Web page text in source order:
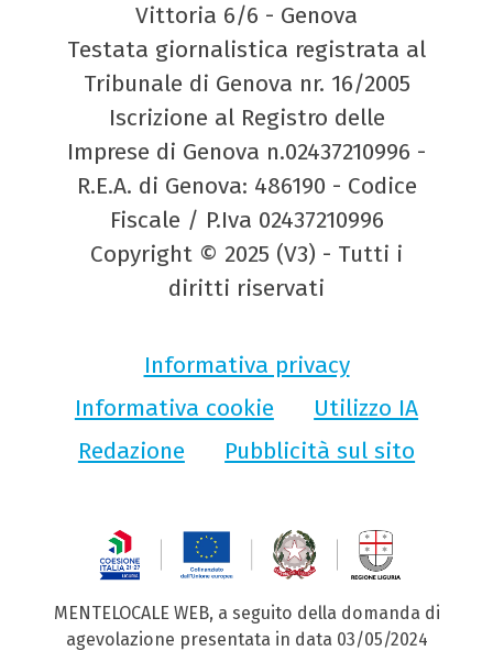
Vittoria 6/6 - Genova
Testata giornalistica registrata al
Tribunale di Genova nr. 16/2005
Iscrizione al Registro delle
Imprese di Genova n.02437210996 -
R.E.A. di Genova: 486190 - Codice
Fiscale / P.Iva 02437210996
Copyright © 2025 (V3) - Tutti i
diritti riservati
Informativa privacy
Informativa cookie
Utilizzo IA
Redazione
Pubblicità sul sito
MENTELOCALE WEB, a seguito della domanda di
agevolazione presentata in data 03/05/2024